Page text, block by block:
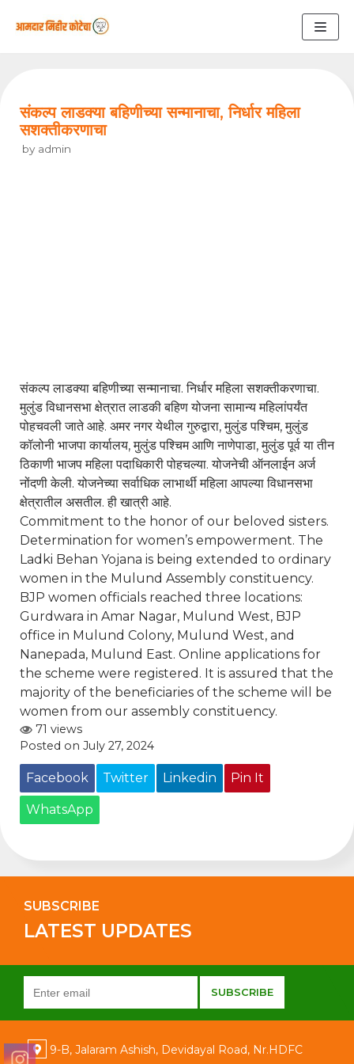
संकल्प लाडक्या बहिणीच्या सन्मानाचा, निर्धार महिला
सशक्तीकरणाचा
by admin
संकल्प लाडक्या बहिणीच्या सन्मानाचा. निर्धार महिला सशक्तीकरणाचा.
मुलुंड विधानसभा क्षेत्रात लाडकी बहिण योजना सामान्य महिलांपर्यंत
पोहचवली जाते आहे. अमर नगर येथील गुरुद्वारा, मुलुंड पश्चिम, मुलुंड
कॉलोनी भाजपा कार्यालय, मुलुंड पश्चिम आणि नाणेपाडा, मुलुंड पूर्व या तीन
ठिकाणी भाजप महिला पदाधिकारी पोहचल्या. योजनेची ऑनलाईन अर्ज
नोंदणी केली. योजनेच्या सर्वाधिक लाभार्थी महिला आपल्या विधानसभा
क्षेत्रातील असतील. ही खात्री आहे.
Commitment to the honor of our beloved sisters.
Determination for women’s empowerment. The
Ladki Behan Yojana is being extended to ordinary
women in the Mulund Assembly constituency.
BJP women officials reached three locations:
Gurdwara in Amar Nagar, Mulund West, BJP
office in Mulund Colony, Mulund West, and
Nanepada, Mulund East. Online applications for
the scheme were registered. It is assured that the
majority of the beneficiaries of the scheme will be
women from our assembly constituency.
71 views
Posted on July 27, 2024
Facebook Twitter Linkedin Pin It
WhatsApp
SUBSCRIBE
LATEST UPDATES
9-B, Jalaram Ashish, Devidayal Road, Nr.HDFC